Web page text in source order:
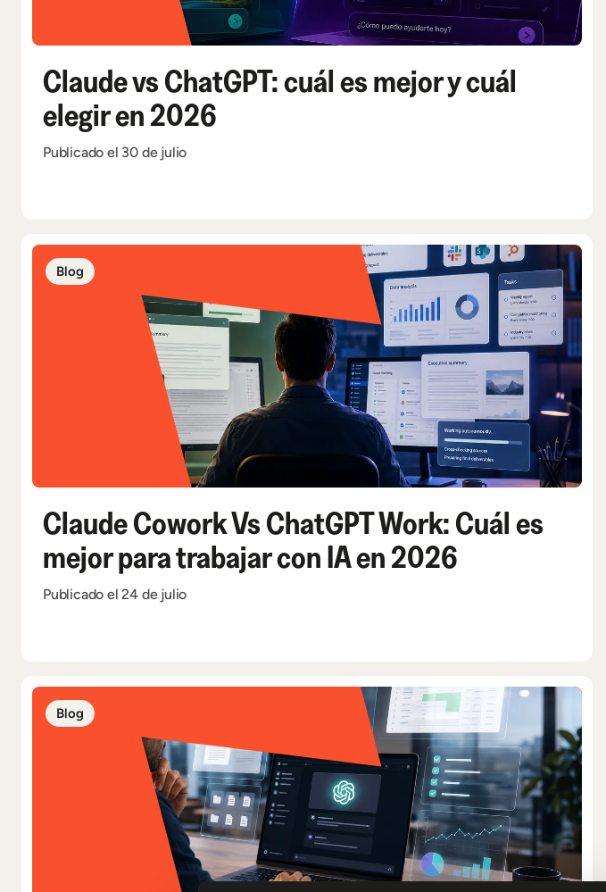
Claude vs ChatGPT: cuál es mejor y cuál
elegir en 2026
Publicado el 30 de julio
Blog
Claude Cowork Vs ChatGPT Work: Cuál es
mejor para trabajar con IA en 2026
Publicado el 24 de julio
Blog